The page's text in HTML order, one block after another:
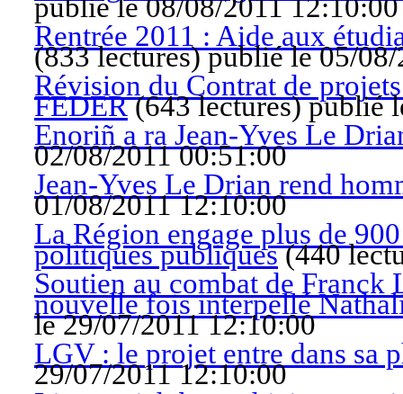
publié le 08/08/2011 12:10:00
Rentrée 2011 : Aide aux
(833 lectures)publié le 05/
Révision du Contrat de
FEDER(643 lectures)publié
Enoriñ a ra Jean-Yves Le
02/08/2011 00:51:00
Jean-Yves Le Drian rend
01/08/2011 12:10:00
La Région engage plus de
politiques publiques(440
Soutien au combat de Franck
nouvelle fois interpellé
le 29/07/2011 12:10:00
LGV : le projet entre dans sa
29/07/2011 12:10:00